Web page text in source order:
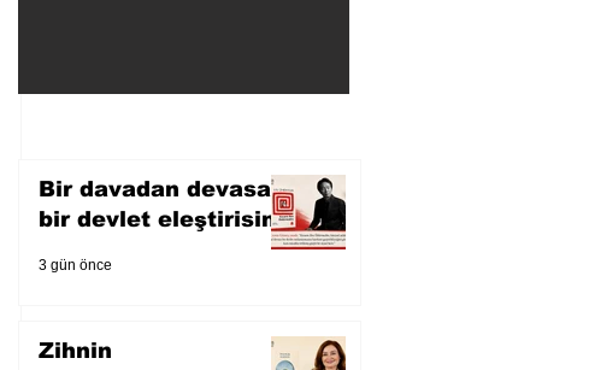
Bir davadan devasa
bir devlet eleştirisine
3 gün önce
Zihnin